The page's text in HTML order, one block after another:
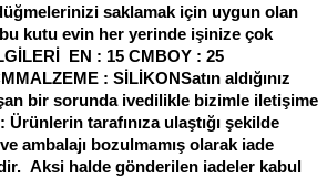
saklamak için uygun olan
kutu evin her yerinde işinize çok
EN : 15 CMBOY : 25
: SİLİKONSatın aldığınız
bir sorunda ivedilikle bizimle iletişime
tarafınıza ulaştığı şekilde
ambalajı bozulmamış olarak iade
Aksi halde gönderilen iadeler kabul